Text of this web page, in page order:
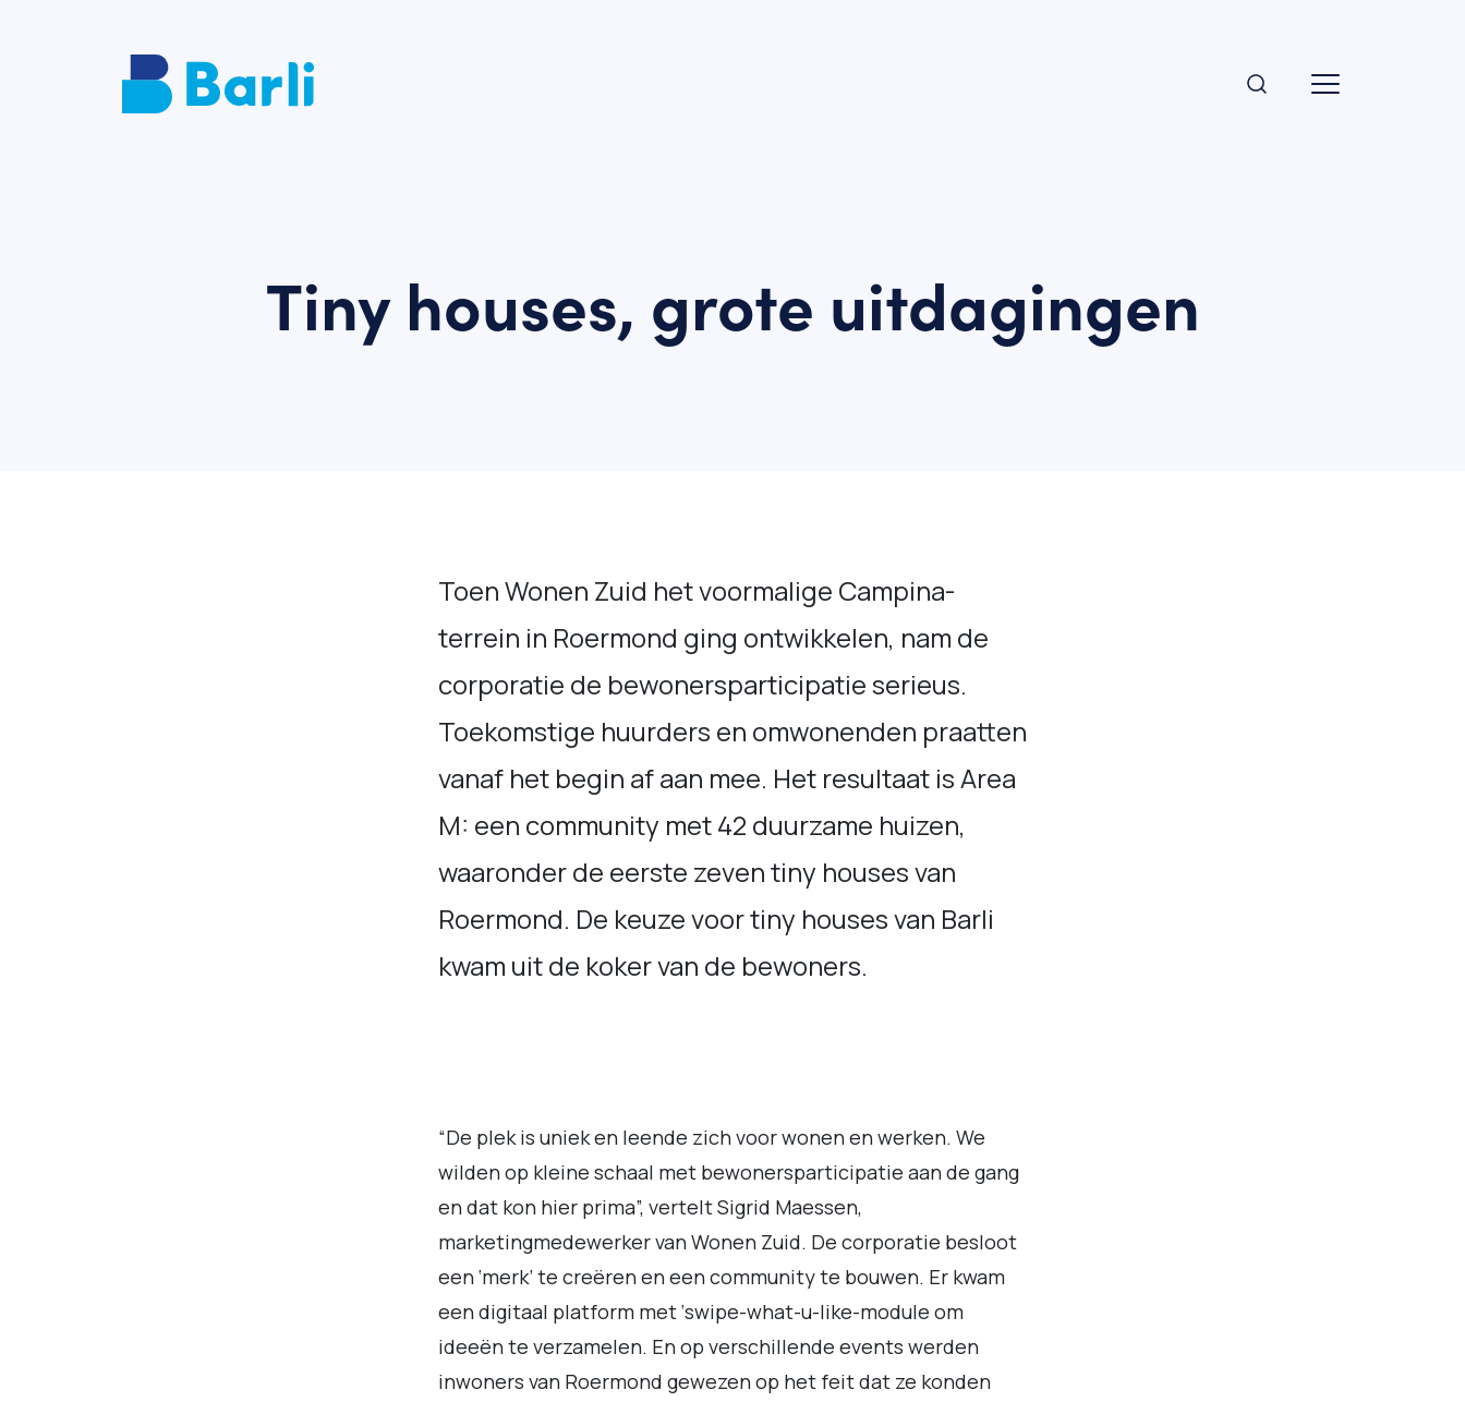
Tiny houses, grote uitdagingen
Toen Wonen Zuid het voormalige Campina-
terrein in Roermond ging ontwikkelen, nam de
corporatie de bewonersparticipatie serieus.
Toekomstige huurders en omwonenden praatten
vanaf het begin af aan mee. Het resultaat is Area
M: een community met 42 duurzame huizen,
waaronder de eerste zeven tiny houses van
Roermond. De keuze voor tiny houses van Barli
kwam uit de koker van de bewoners.
“De plek is uniek en leende zich voor wonen en werken. We
wilden op kleine schaal met bewonersparticipatie aan de gang
en dat kon hier prima”, vertelt Sigrid Maessen,
marketingmedewerker van Wonen Zuid. De corporatie besloot
een ‘merk’ te creëren en een community te bouwen. Er kwam
een digitaal platform met ‘swipe-what-u-like-module om
ideeën te verzamelen. En op verschillende events werden
inwoners van Roermond gewezen op het feit dat ze konden